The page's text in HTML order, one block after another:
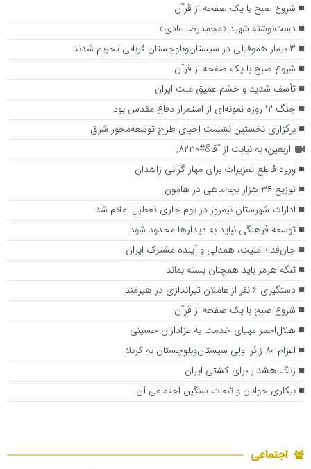
شروع صبح با یک صفحه از قرآن
دست‌نوشته شهید «محمدرضا عادی»
۳ بیمار هموفیلی در سیستان‌وبلوچستان قربانی تحریم شدند
شروع صبح با یک صفحه از قرآن
تأسف شدید و خشم عمیق ملت ایران
جنگ ۱۲ روزه نمونه‌ای از استمرار دفاع مقدس بود
برگزاری نخستین نشست احیای طرح توسعه‌محور شرق
اربعین؛ به نیابت از آقا&#۸۲۳۰;
ورود قاطع تعزیرات برای مهار گرانی زاهدان
توزیع ۳۶ هزار بچه‌ماهی در هامون
ادارات شهرستان نیمروز در یوم جاری تعطیل اعلام شد
توسعه فرهنگی نباید به دیدارها محدود شود
جان‌فدا؛ امنیت، همدلی و آینده مشترک ایران
تنگه هرمز باید همچنان بسته بماند
دستگیری ۶ نفر از عاملان تیراندازی در هیرمند
شروع صبح با یک صفحه از قرآن
هلال‌احمر مهیای خدمت به عزاداران حسینی
اعزام ۸۰ زائر اولی سیستان‌وبلوچستان به کربلا
زنگ هشدار برای کشتی ایران
بیکاری جوانان و تبعات سنگین اجتماعی آن
اجتماعی